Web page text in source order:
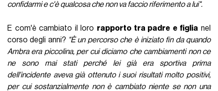
confidarmi e c'è qualcosa che non va faccio riferimento a lui".
E com'è cambiato il loro rapporto tra padre e figlia nel
corso degli anni? "È un percorso che è iniziato fin da quando
Ambra era piccolina, per cui diciamo che cambiamenti non ce
ne sono mai stati perché lei già era sportiva prima
dell'incidente aveva già ottenuto i suoi risultati molto positivi,
per cui sostanzialmente non è cambiato niente se non una